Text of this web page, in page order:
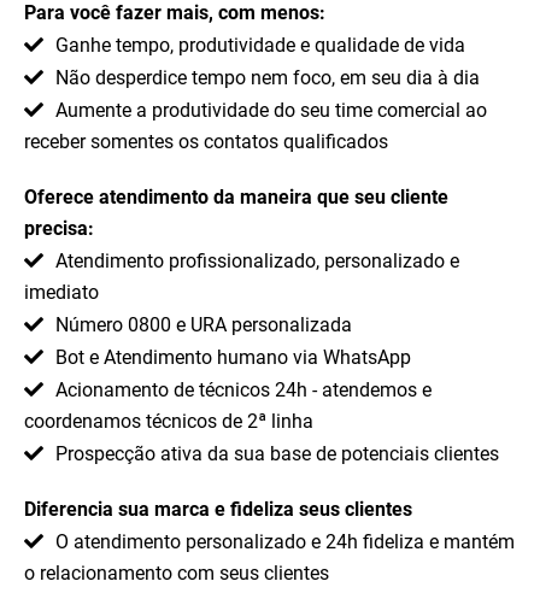
Para você fazer mais, com menos:
Ganhe tempo, produtividade e qualidade de vida
Não desperdice tempo nem foco, em seu dia à dia
Aumente a produtividade do seu time comercial ao
receber somentes os contatos qualificados
Oferece atendimento da maneira que seu cliente
precisa:
Atendimento profissionalizado, personalizado e
imediato
Número 0800 e URA personalizada
Bot e Atendimento humano via WhatsApp
Acionamento de técnicos 24h - atendemos e
coordenamos técnicos de 2ª linha
Prospecção ativa da sua base de potenciais clientes
Diferencia sua marca e fideliza seus clientes
O atendimento personalizado e 24h fideliza e mantém
o relacionamento com seus clientes